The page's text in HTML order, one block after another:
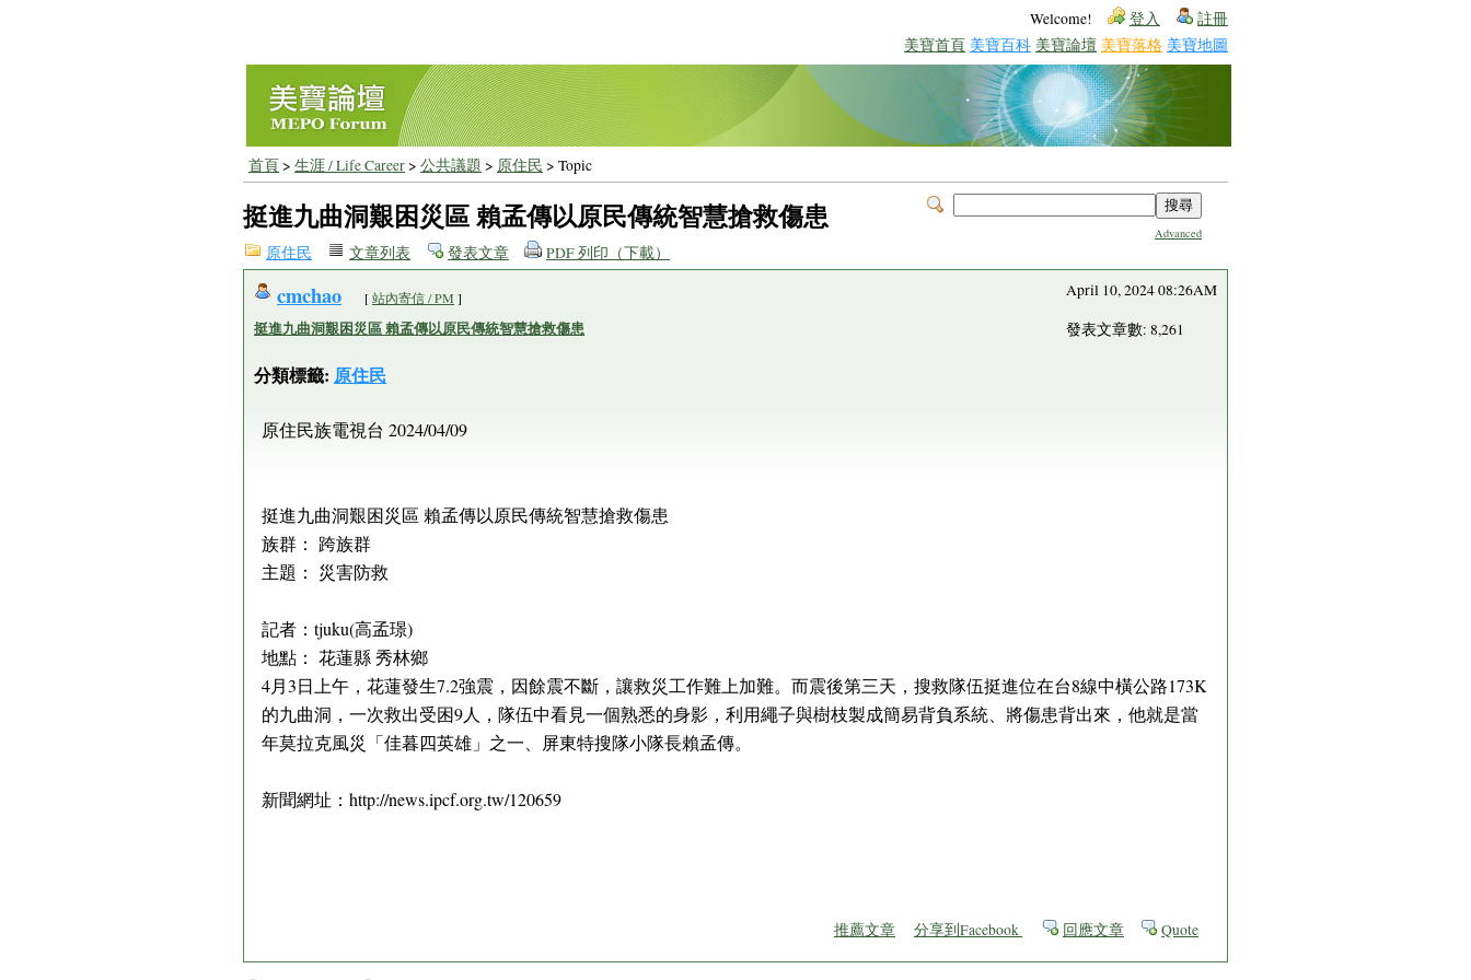
Welcome! 登入 註冊
美寶首頁 美寶百科 美寶論壇 美寶落格 美寶地圖
首頁> 生涯 / Life Career> 公共議題 > 原住民 > Topic
Advanced
挺進九曲洞艱困災區 賴孟傳以原民傳統智慧搶救傷患
原住民 文章列表 發表文章 PDF 列印（下載）
cmchao [站內寄信 / PM ]
挺進九曲洞艱困災區 賴孟傳以原民傳統智慧搶救傷患
分類標籤: 原住民
April 10, 2024 08:26AM
發表文章數: 8,261
原住民族電視台 2024/04/09
挺進九曲洞艱困災區 賴孟傳以原民傳統智慧搶救傷患
族群： 跨族群
主題： 災害防救
記者：tjuku(高孟璟)
地點： 花蓮縣 秀林鄉
4月3日上午，花蓮發生7.2強震，因餘震不斷，讓救災工作難上加難。而震後第三天，搜救隊伍挺進位在台8線中橫公路173K
的九曲洞，一次救出受困9人，隊伍中看見一個熟悉的身影，利用繩子與樹枝製成簡易背負系統、將傷患背出來，他就是當
年莫拉克風災「佳暮四英雄」之一、屏東特搜隊小隊長賴孟傳。
新聞網址：http://news.ipcf.org.tw/120659
推薦文章 分享到Facebook 回應文章 Quote